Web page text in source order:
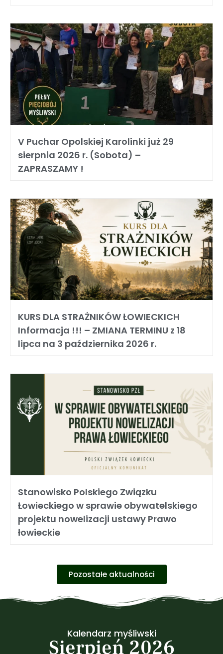
V Puchar Opolskiej Karolinki już 29
sierpnia 2026 r. (Sobota) –
ZAPRASZAMY !
KURS DLA STRAŻNIKÓW ŁOWIECKICH
Informacja !!! – ZMIANA TERMINU z 18
lipca na 3 października 2026 r.
Stanowisko Polskiego Związku
Łowieckiego w sprawie obywatelskiego
projektu nowelizacji ustawy Prawo
łowieckie
Pozostałe aktualności
Kalendarz myśliwski
Sierpień 2026